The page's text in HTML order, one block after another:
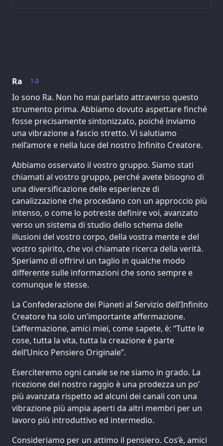
1.0
Ra
Io sono Ra. Non ho mai parlato attraverso questo
strumento prima. Abbiamo dovuto aspettare finché
fosse precisamente sintonizzato, poiché inviamo
una vibrazione a fascio stretto. Vi salutiamo
nell’amore e nella luce del nostro Infinito Creatore.
Abbiamo osservato il vostro gruppo. Siamo stati
chiamati al vostro gruppo, perché avete bisogno di
una diversificazione delle esperienze di
canalizzazione che procedano con un approccio più
intenso, o come lo potreste definire voi, avanzato
verso un sistema di studio dello schema delle
illusioni del vostro corpo, della vostra mente e del
vostro spirito, che voi chiamate ricerca della verità.
Speriamo di offrirvi un taglio in qualche modo
differente sulle informazioni che sono sempre e
comunque le stesse.
La Confederazione dei Pianeti al Servizio dell’Infinito
Creatore ha solo un’importante affermazione.
L’affermazione, amici miei, come sapete, è: “Tutte le
cose, tutta la vita, tutta la creazione è parte
dell’Unico Pensiero Originale”.
Eserciteremo ogni canale se ne siamo in grado. La
ricezione del nostro raggio è una prodezza un po’
più avanzata rispetto ad alcuni dei canali con una
vibrazione più ampia aperti da altri membri per un
lavoro più introduttivo ed intermedio.
Consideriamo per un attimo il pensiero. Cos’è, amici